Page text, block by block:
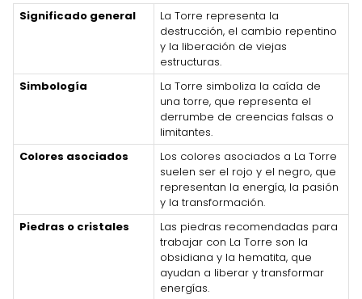
Significado general
La Torre representa la
destrucción, el cambio repentino
y la liberación de viejas
estructuras.
Simbología
La Torre simboliza la caída de
una torre, que representa el
derrumbe de creencias falsas o
limitantes.
Colores asociados
Los colores asociados a La Torre
suelen ser el rojo y el negro, que
representan la energía, la pasión
y la transformación.
Piedras o cristales
Las piedras recomendadas para
trabajar con La Torre son la
obsidiana y la hematita, que
ayudan a liberar y transformar
energías.